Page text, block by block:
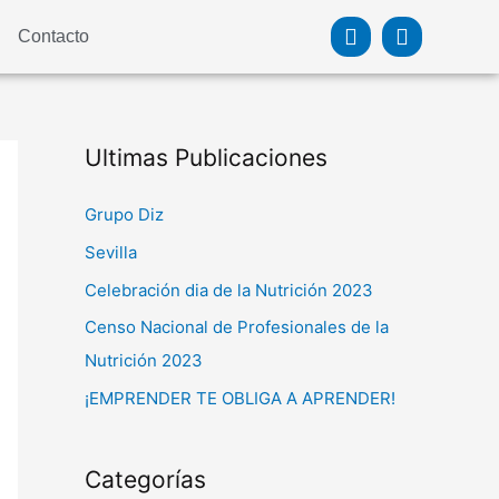
Contacto Facebook
Ultimas Publicaciones
Grupo Diz
Sevilla
Celebración dia de la Nutrición 2023
Censo Nacional de Profesionales de la
Nutrición 2023
¡EMPRENDER TE OBLIGA A APRENDER!
Categorías